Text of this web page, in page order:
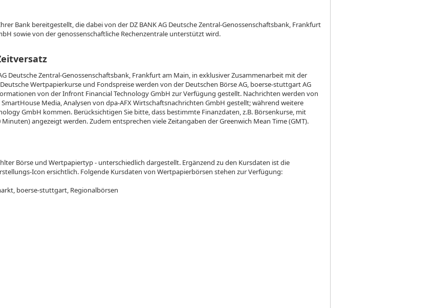
Bank bereitgestellt, die dabei von der DZ BANK AG Deutsche Zentral-Genossenschaftsbank, Frankfurt
sowie von der genossenschaftliche Rechenzentrale unterstützt wird.
Deutsche Zentral-Genossenschaftsbank, Frankfurt am Main, in exklusiver Zusammenarbeit mit der
Wertpapierkurse und Fondspreise werden von der Deutschen Börse AG, boerse-stuttgart AG
von der Infront Financial Technology GmbH zur Verfügung gestellt. Nachrichten werden von
Media, Analysen von dpa-AFX Wirtschaftsnachrichten GmbH gestellt; während weitere
GmbH kommen. Berücksichtigen Sie bitte, dass bestimmte Finanzdaten, z.B. Börsenkurse, mit
angezeigt werden. Zudem entsprechen viele Zeitangaben der Greenwich Mean Time (GMT).
Börse und Wertpapiertyp - unterschiedlich dargestellt. Ergänzend zu den Kursdaten ist die
Icon ersichtlich. Folgende Kursdaten von Wertpapierbörsen stehen zur Verfügung:
boerse-stuttgart, Regionalbörsen